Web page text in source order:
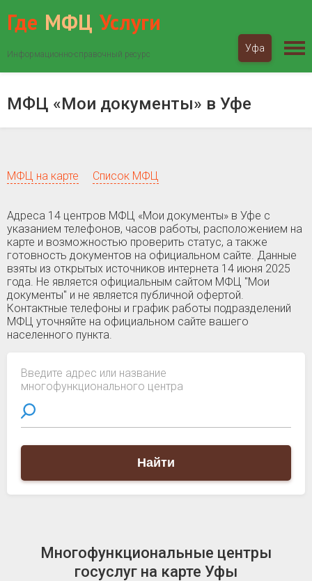
Где МФЦ Услуги
Информационно-справочный ресурс
Уфа
Уфа
МФЦ «Мои документы» в Уфе
МФЦ на карте Список МФЦ
Адреса 14 центров МФЦ «Мои документы» в Уфе c
указанием телефонов, часов работы, расположением на
карте и возможностью проверить статус, а также
готовность документов на официальном сайте. Данные
взяты из открытых источников интернета 14 июня 2025
года. Не является официальным сайтом МФЦ "Мои
документы" и не является публичной офертой.
Контактные телефоны и график работы подразделений
МФЦ уточняйте на официальном сайте вашего
населенного пункта.
Введите адрес или название
многофункционального центра
Найти
Многофункциональные центры
госуслуг на карте Уфы